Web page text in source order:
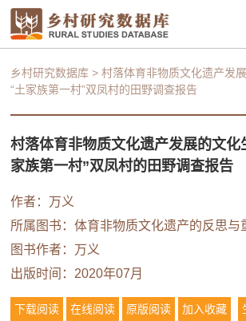
乡村研究数据库 >村落体育非物质文化遗产发
“土家族第一村”双凤村的田野调查报告
村落体育非物质文化遗产发展的文
家族第一村”双凤村的田野调查报告
作者：万义
所属图书：体育非物质文化遗产的反思与
图书作者：万义
出版时间：2020年07月
下载阅读 在线阅读 原版阅读 加入收藏